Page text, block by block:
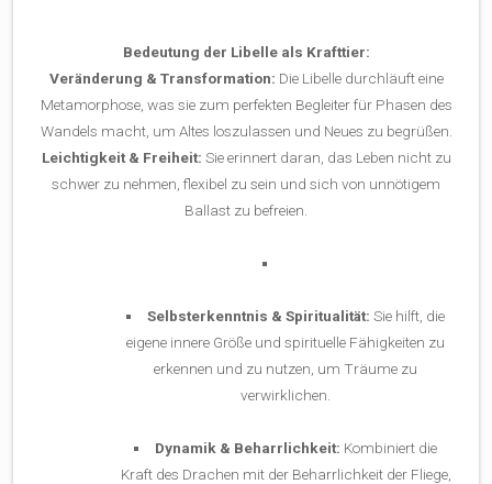
Bedeutung der Libelle als Krafttier:
Veränderung & Transformation: Die Libelle durchläuft eine
Metamorphose, was sie zum perfekten Begleiter für Phasen des
Wandels macht, um Altes loszulassen und Neues zu begrüßen.
Leichtigkeit & Freiheit: Sie erinnert daran, das Leben nicht zu
schwer zu nehmen, flexibel zu sein und sich von unnötigem
Ballast zu befreien.
Selbsterkenntnis & Spiritualität: Sie hilft, die
eigene innere Größe und spirituelle Fähigkeiten zu
erkennen und zu nutzen, um Träume zu
verwirklichen.
Dynamik & Beharrlichkeit: Kombiniert die
Kraft des Drachen mit der Beharrlichkeit der Fliege,